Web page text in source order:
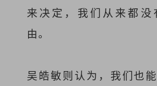
来决定，我们从来都没
由。
吴皓敏则认为，我们也